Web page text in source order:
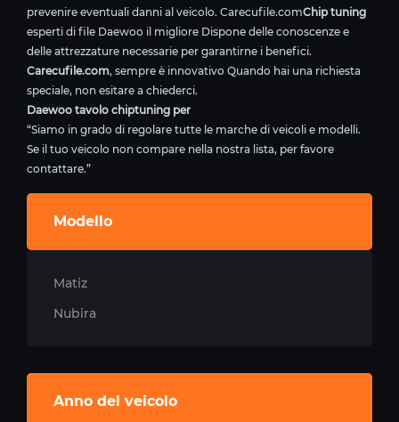
prevenire eventuali danni al veicolo. Carecufile.comChip tuning
esperti di file Daewoo il migliore Dispone delle conoscenze e
delle attrezzature necessarie per garantirne i benefici.
Carecufile.com, sempre è innovativo Quando hai una richiesta
speciale, non esitare a chiederci.
Daewoo tavolo chiptuning per
“Siamo in grado di regolare tutte le marche di veicoli e modelli.
Se il tuo veicolo non compare nella nostra lista, per favore
contattare.”
Modello
Matiz
Nubira
Anno del veicolo